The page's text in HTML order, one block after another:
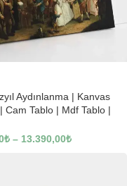
Aydınlanma | Kanvas
Cam Tablo | Mdf Tablo |
₺ – 13.390,00₺